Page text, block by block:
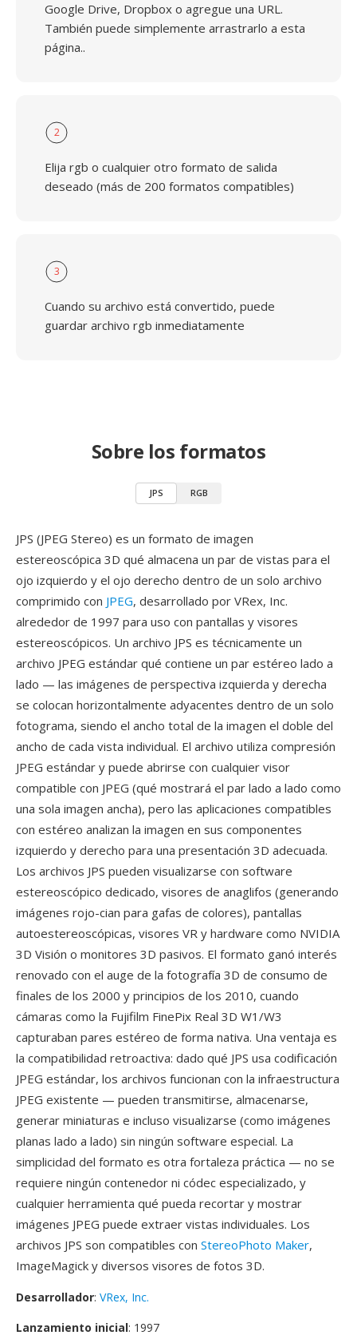
Google Drive, Dropbox o agregue una URL.
También puede simplemente arrastrarlo a esta
página..
2
Elija rgb o cualquier otro formato de salida
deseado (más de 200 formatos compatibles)
3
Cuando su archivo está convertido, puede
guardar archivo rgb inmediatamente
Sobre los formatos
JPS RGB
JPS (JPEG Stereo) es un formato de imagen
estereoscópica 3D qué almacena un par de vistas para el
ojo izquierdo y el ojo derecho dentro de un solo archivo
comprimido con JPEG, desarrollado por VRex, Inc.
alrededor de 1997 para uso con pantallas y visores
estereoscópicos. Un archivo JPS es técnicamente un
archivo JPEG estándar qué contiene un par estéreo lado a
lado — las imágenes de perspectiva izquierda y derecha
se colocan horizontalmente adyacentes dentro de un solo
fotograma, siendo el ancho total de la imagen el doble del
ancho de cada vista individual. El archivo utiliza compresión
JPEG estándar y puede abrirse con cualquier visor
compatible con JPEG (qué mostrará el par lado a lado como
una sola imagen ancha), pero las aplicaciones compatibles
con estéreo analizan la imagen en sus componentes
izquierdo y derecho para una presentación 3D adecuada.
Los archivos JPS pueden visualizarse con software
estereoscópico dedicado, visores de anaglifos (generando
imágenes rojo-cian para gafas de colores), pantallas
autoestereoscópicas, visores VR y hardware como NVIDIA
3D Visión o monitores 3D pasivos. El formato ganó interés
renovado con el auge de la fotografía 3D de consumo de
finales de los 2000 y principios de los 2010, cuando
cámaras como la Fujifilm FinePix Real 3D W1/W3
capturaban pares estéreo de forma nativa. Una ventaja es
la compatibilidad retroactiva: dado qué JPS usa codificación
JPEG estándar, los archivos funcionan con la infraestructura
JPEG existente — pueden transmitirse, almacenarse,
generar miniaturas e incluso visualizarse (como imágenes
planas lado a lado) sin ningún software especial. La
simplicidad del formato es otra fortaleza práctica — no se
requiere ningún contenedor ni códec especializado, y
cualquier herramienta qué pueda recortar y mostrar
imágenes JPEG puede extraer vistas individuales. Los
archivos JPS son compatibles con StereoPhoto Maker,
ImageMagick y diversos visores de fotos 3D.
Desarrollador: VRex, Inc.
Lanzamiento inicial: 1997